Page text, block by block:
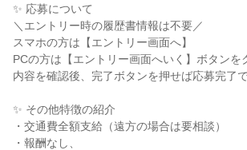
✨ 応募について
＼エントリー時の履歴書情報は不要／
スマホの方は【エントリー画面へ】
PCの方は【エントリー画面へいく】ボタンを
内容を確認後、完了ボタンを押せば応募完了で
✨ その他特徴の紹介
・交通費全額支給（遠方の場合は要相談）
・報酬なし、